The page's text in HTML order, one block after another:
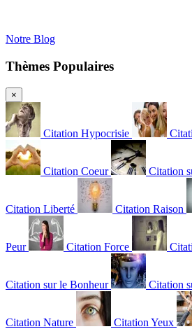
Notre Blog
Thèmes Populaires
×
Citation Hypocrisie
Citation Coeur Citation
Citation Liberté Citation Raison
Peur Citation Force
Citation sur le Bonheur Citation
Citation Nature Citation Yeux